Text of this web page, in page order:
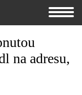
na adresu,